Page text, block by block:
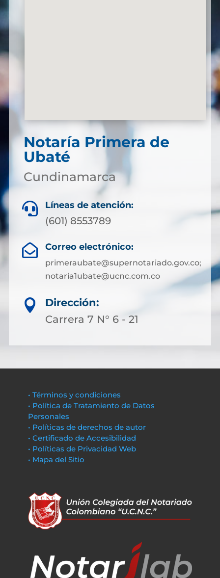
Notaría Primera de
Ubaté
Cundinamarca
 Líneas de atención:
(601) 8553789
 Correo electrónico:
primeraubate@supernotariado.gov.co;
notaria1ubate@ucnc.com.co

Dirección:
Carrera 7 N° 6 - 21
• Términos y condiciones
• Política de Tratamiento de Datos
Personales
• Políticas de derechos de autor
• Certificado de Accesibilidad
• Políticas de Privacidad Web
• Mapa del Sitio